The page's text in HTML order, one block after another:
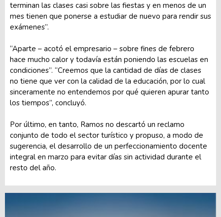
terminan las clases casi sobre las fiestas y en menos de un
mes tienen que ponerse a estudiar de nuevo para rendir sus
exámenes”.
“Aparte – acotó el empresario – sobre fines de febrero
hace mucho calor y todavía están poniendo las escuelas en
condiciones”. “Creemos que la cantidad de días de clases
no tiene que ver con la calidad de la educación, por lo cual
sinceramente no entendemos por qué quieren apurar tanto
los tiempos”, concluyó.
Por último, en tanto, Ramos no descartó un reclamo
conjunto de todo el sector turístico y propuso, a modo de
sugerencia, el desarrollo de un perfeccionamiento docente
integral en marzo para evitar días sin actividad durante el
resto del año.